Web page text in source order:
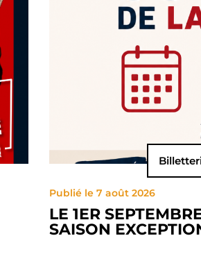
Publié le 7 août 2026
LE 1ER
SAISON